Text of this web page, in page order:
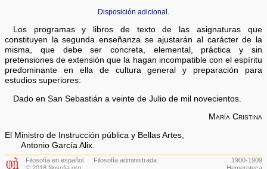
Disposición adicional.
Los programas y libros de texto de las asignaturas que
constituyen la segunda enseñanza se ajustarán al carácter de la
misma, que debe ser concreta, elemental, práctica y sin
pretensiones de extensión que la hagan incompatible con el espíritu
predominante en ella de cultura general y preparación para
estudios superiores:
Dado en San Sebastián a veinte de Julio de mil novecientos.
María Cristina
El Ministro de Instrucción pública y Bellas Artes,
Antonio García Alix
Filosofía en español
Filosofía administrada
1900-1909